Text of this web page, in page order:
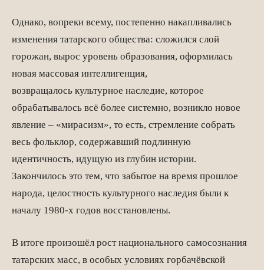
Однако, вопреки всему, постепенно накапливались
изменения татарского общества: сложился слой
горожан, вырос уровень образования, оформилась
новая массовая интеллигенция,
возвращалось культурное наследие, которое
обрабатывалось всё более системно, возникло новое
явление – «мирасизм», то есть, стремление собрать
весь фольклор, содержавший подлинную
идентичность, идущую из глубин истории.
Закончилось это тем, что забытое на время прошлое
народа, целостность культурного наследия были к
началу 1980-х годов восстановлены.
В итоге произошёл рост национального самосознания
татарских масс, в особых условиях горбачёвской